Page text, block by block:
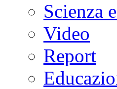
Scienza
Video
Report